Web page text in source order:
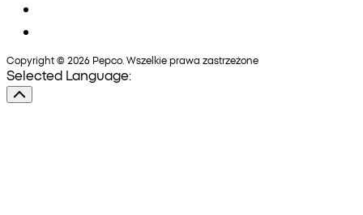
Copyright © 2026 Pepco. Wszelkie prawa zastrzeżone
Selected Language: